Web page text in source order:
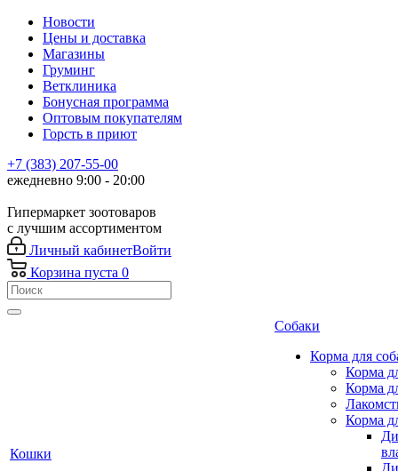
Новости
Цены и доставка
Магазины
Груминг
Ветклиника
Бонусная программа
Оптовым покупателям
Горсть в приют
+7 (383) 207-55-00
ежедневно 9:00 - 20:00
Гипермаркет зоотоваров
с лучшим ассортиментом
Личный кабинетВойти
Корзина пуста 0
Кошки
Собаки
Корма для
Корма
Корма
Корма